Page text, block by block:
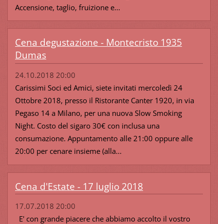
Accensione, taglio, fruizione e...
Cena degustazione - Montecristo 1935
Dumas
24.10.2018 20:00
Carissimi Soci ed Amici, siete invitati mercoledì 24
Ottobre 2018, presso il Ristorante Canter 1920, in via
Pegaso 14 a Milano, per una nuova Slow Smoking
Night. Costo del sigaro 30€ con inclusa una
consumazione. Appuntamento alle 21:00 oppure alle
20:00 per cenare insieme (alla...
Cena d'Estate - 17 luglio 2018
17.07.2018 20:00
E' con grande piacere che abbiamo accolto il vostro